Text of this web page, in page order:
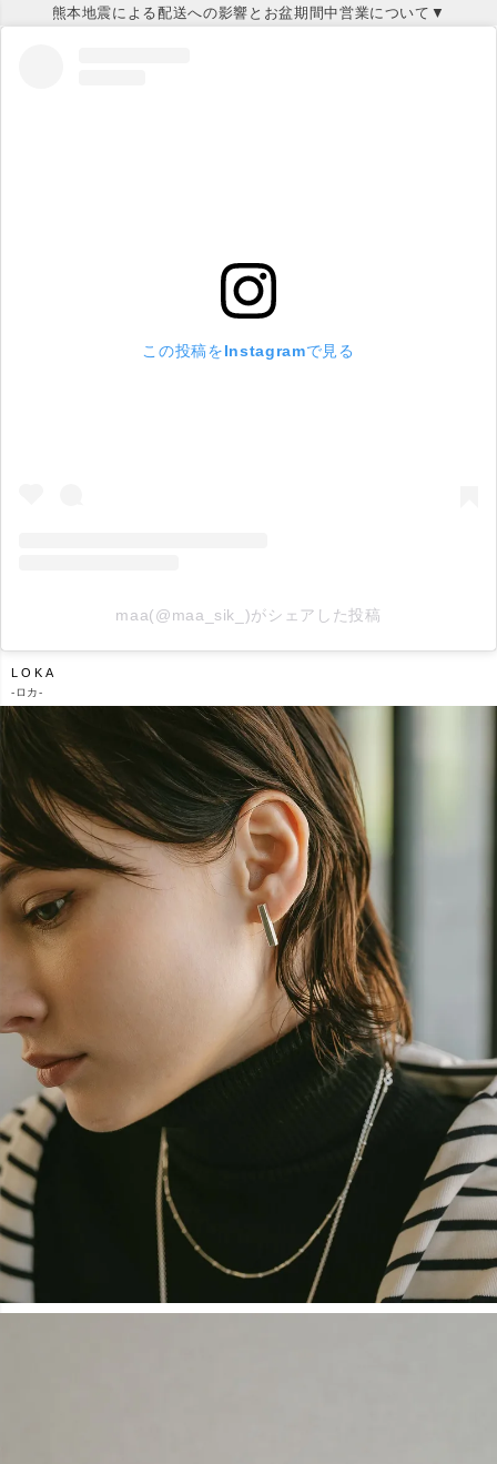
熊本地震による配送への影響とお盆期間中営業について▼
この投稿をInstagramで見る
maa(@maa_sik_)がシェアした投稿
LOKA
- ロカ-